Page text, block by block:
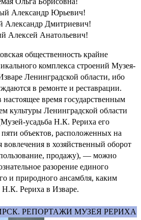
Александр Юрьевич!
Александр Дмитриевич!
Алексей Анатольевич!
общественность крайне
комплекса строений Музея-
Ленинградской области, ибо
в ремонте и реставрации.
время государственным
культуры Ленинградской области
усадьба Н.К. Рериха его
объектов, расположенных на
вовлечения в хозяйственный оборот
пользование, продажу), — можно
разорение единого
и природного ансамбля, каким
Н.К. Рериха в Изваре.
РЕПОРТАЖИ МУЗЕЯ РЕРИХА